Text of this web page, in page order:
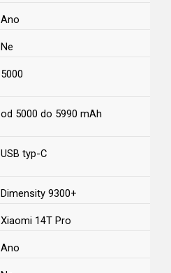
Ano
Ne
5000
od 5000 do 5990 mAh
USB typ-C
Dimensity 9300+
Xiaomi 14T Pro
Ano